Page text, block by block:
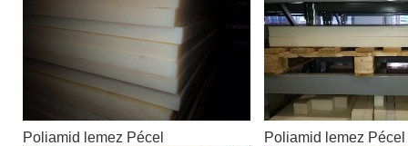
Poliamid lemez Pécel Poliamid lemez Pécel